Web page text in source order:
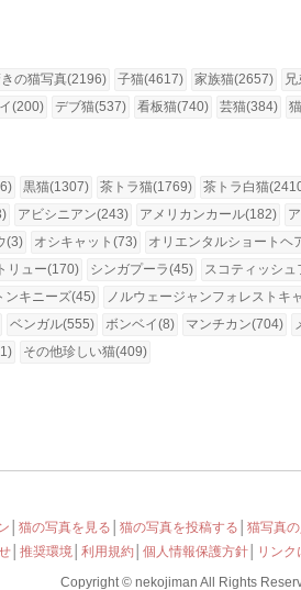
の猫写真(2196) 子猫(4617) 家族猫(2657)
(200) デブ猫(537) 看板猫(740) 芸猫(384)
黒猫(1307) 茶トラ猫(1769) 茶トラ白猫
アビシニアン(243) アメリカンカール(182)
(3) オシキャット(73) オリエンタルショートヘ
リュー(170) シンガプーラ(45) スコティッシ
ンキニーズ(45) ノルウェージャンフォレストキ
ベンガル(555) ボンベイ(8) マンチカン(704)
その他珍しい猫(409)
猫の写真を見る 猫の写真を投稿する 猫写真
推奨環境 利用規約 個人情報保護方針 リンク
Copyright © nekojiman All Rights